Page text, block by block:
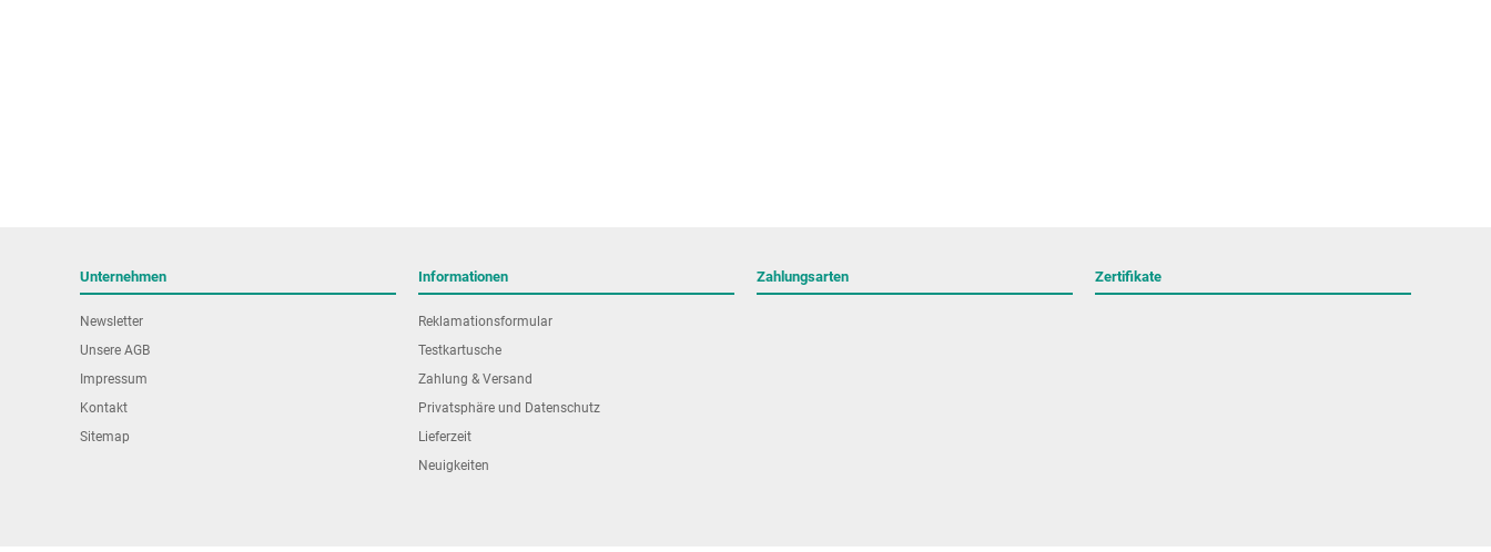
Unternehmen
Newsletter
Unsere AGB
Impressum
Kontakt
Sitemap
Informationen
Reklamationsformular
Testkartusche
Zahlung & Versand
Privatsphäre und Datenschutz
Lieferzeit
Neuigkeiten
Zahlungsarten Zertifikate